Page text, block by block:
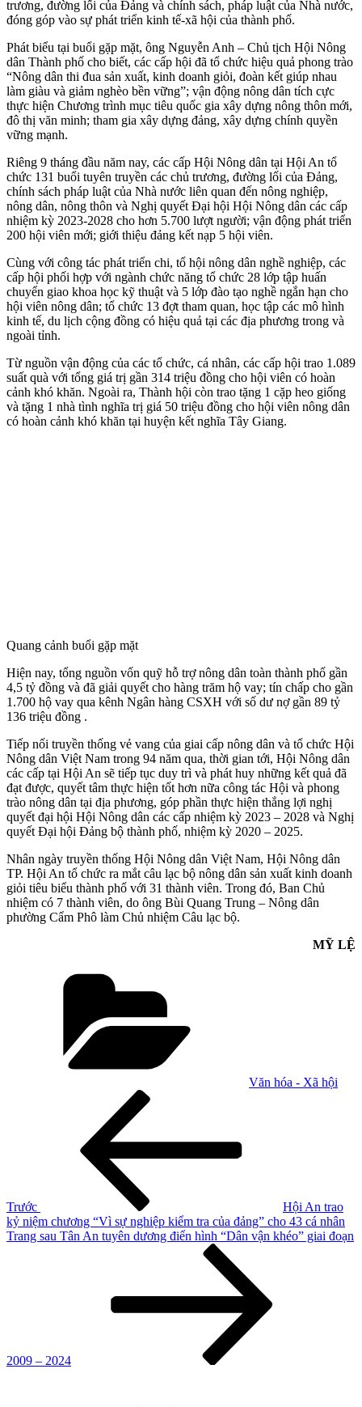
trương, đường lối của Đảng và chính sách, pháp luật của Nhà nước,
đóng góp vào sự phát triển kinh tế-xã hội của thành phố.
Phát biểu tại buổi gặp mặt, ông Nguyễn Anh – Chủ tịch Hội Nông
dân Thành phố cho biết, các cấp hội đã tổ chức hiệu quả phong trào
“Nông dân thi đua sản xuất, kinh doanh giỏi, đoàn kết giúp nhau
làm giàu và giảm nghèo bền vững”; vận động nông dân tích cực
thực hiện Chương trình mục tiêu quốc gia xây dựng nông thôn mới,
đô thị văn minh; tham gia xây dựng đảng, xây dựng chính quyền
vững mạnh.
Riêng 9 tháng đầu năm nay, các cấp Hội Nông dân tại Hội An tổ
chức 131 buổi tuyên truyền các chủ trương, đường lối của Đảng,
chính sách pháp luật của Nhà nước liên quan đến nông nghiệp,
nông dân, nông thôn và Nghị quyết Đại hội Hội Nông dân các cấp
nhiệm kỳ 2023-2028 cho hơn 5.700 lượt người; vận động phát triển
200 hội viên mới; giới thiệu đảng kết nạp 5 hội viên.
Cùng với công tác phát triển chi, tổ hội nông dân nghề nghiệp, các
cấp hội phối hợp với ngành chức năng tổ chức 28 lớp tập huấn
chuyển giao khoa học kỹ thuật và 5 lớp đào tạo nghề ngắn hạn cho
hội viên nông dân; tổ chức 13 đợt tham quan, học tập các mô hình
kinh tế, du lịch cộng đồng có hiệu quả tại các địa phương trong và
ngoài tỉnh.
Từ nguồn vận động của các tổ chức, cá nhân, các cấp hội trao 1.089
suất quà với tổng giá trị gần 314 triệu đồng cho hội viên có hoàn
cảnh khó khăn. Ngoài ra, Thành hội còn trao tặng 1 cặp heo giống
và tặng 1 nhà tình nghĩa trị giá 50 triệu đồng cho hội viên nông dân
có hoàn cảnh khó khăn tại huyện kết nghĩa Tây Giang.
Quang cảnh buổi gặp mặt
Hiện nay, tổng nguồn vốn quỹ hỗ trợ nông dân toàn thành phố gần
4,5 tỷ đồng và đã giải quyết cho hàng trăm hộ vay; tín chấp cho gần
1.700 hộ vay qua kênh Ngân hàng CSXH với số dư nợ gần 89 tỷ
136 triệu đồng .
Tiếp nối truyền thống vẻ vang của giai cấp nông dân và tổ chức Hội
Nông dân Việt Nam trong 94 năm qua, thời gian tới, Hội Nông dân
các cấp tại Hội An sẽ tiếp tục duy trì và phát huy những kết quả đã
đạt được, quyết tâm thực hiện tốt hơn nữa công tác Hội và phong
trào nông dân tại địa phương, góp phần thực hiện thắng lợi nghị
quyết đại hội Hội Nông dân các cấp nhiệm kỳ 2023 – 2028 và Nghị
quyết Đại hội Đảng bộ thành phố, nhiệm kỳ 2020 – 2025.
Nhân ngày truyền thống Hội Nông dân Việt Nam, Hội Nông dân
TP. Hội An tổ chức ra mắt câu lạc bộ nông dân sản xuất kinh doanh
giỏi tiêu biểu thành phố với 31 thành viên. Trong đó, Ban Chủ
nhiệm có 7 thành viên, do ông Bùi Quang Trung – Nông dân
phường Cẩm Phô làm Chủ nhiệm Câu lạc bộ.
MỸ LỆ
Văn hóa - Xã hội
Trước
Hội An trao
kỷ niệm chương “Vì sự nghiệp kiểm tra của đảng” cho 43 cá nhân
Bài
Trang sau Tân An tuyên dương điển hình “Dân vận khéo” giai đoạn
2009 – 2024